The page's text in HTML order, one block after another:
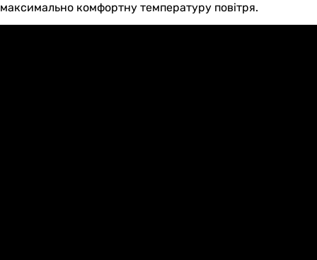
максимально комфортну температуру повітря.